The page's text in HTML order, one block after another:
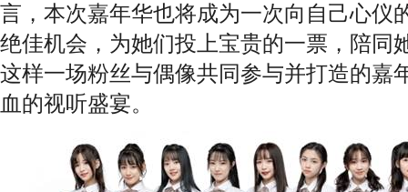
言，本次嘉年华也将成为一次向自己心仪
绝佳机会，为她们投上宝贵的一票，陪同
这样一场粉丝与偶像共同参与并打造的嘉
血的视听盛宴。